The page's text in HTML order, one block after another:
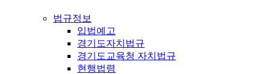
법규정보
입법예고
경기도자치법규
경기도교육청 자치법규
현행법령